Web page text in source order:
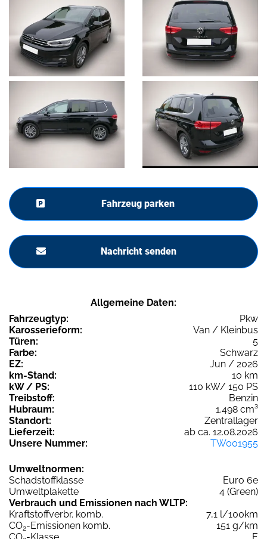
Fahrzeug parken
Nachricht senden
Allgemeine Daten:
Fahrzeugtyp:
Pkw
Karosserieform:
Van / Kleinbus
Türen:
5
Farbe:
Schwarz
EZ:
Jun / 2026
km-Stand:
10 km
kW / PS:
110 kW/ 150 PS
Treibstoff:
Benzin
Hubraum:
1.498 cm³
Standort:
Zentrallager
Lieferzeit:
ab ca. 12.08.2026
Unsere Nummer:
TW001955
Umweltnormen:
Schadstoffklasse
Euro 6e
Umweltplakette
4 (Green)
Verbrauch und Emissionen nach WLTP:
Kraftstoffverbr. komb.
7,1 l/100km
CO2-Emissionen komb.
151 g/km
CO -Klasse E